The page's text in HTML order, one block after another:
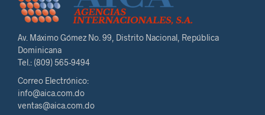
Av. Máximo Gómez No. 99, Distrito Nacional, República
Dominicana
Tel.: (809) 565-9494
Correo Electrónico:
info@aica.com.do
ventas@aica.com.do